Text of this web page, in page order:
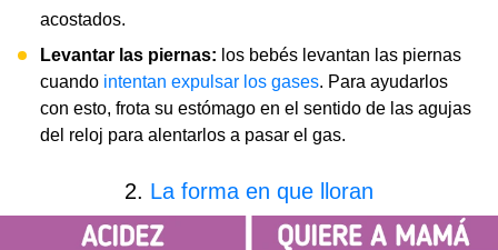
acostados.
Levantar las piernas: los bebés levantan las piernas
cuando intentan expulsar los gases. Para ayudarlos
con esto, frota su estómago en el sentido de las agujas
del reloj para alentarlos a pasar el gas.
2. La forma en que lloran